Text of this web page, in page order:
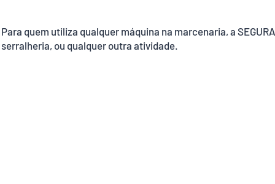
Para quem utiliza qualquer máquina na marcenaria, a
serralheria, ou qualquer outra atividade.